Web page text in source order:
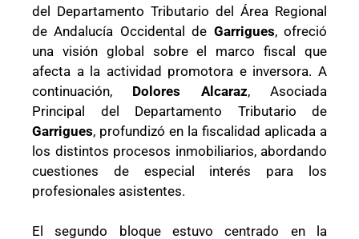
del Departamento Tributario del Área Regional
de Andalucía Occidental de Garrigues, ofreció
una visión global sobre el marco fiscal que
afecta a la actividad promotora e inversora. A
continuación, Dolores Alcaraz, Asociada
Principal del Departamento Tributario de
Garrigues, profundizó en la fiscalidad aplicada a
los distintos procesos inmobiliarios, abordando
cuestiones de especial interés para los
profesionales asistentes.
El segundo bloque estuvo centrado en la